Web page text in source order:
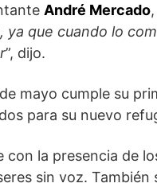
André Mercado
que cuando lo
”, dijo.
mayo cumple su
para su nuevo
la presencia de
sin voz.